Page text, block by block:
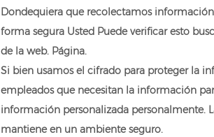
Dondequiera que recolectamos
forma segura Usted Puede verificar esto
de la web. Página.
Si bien usamos el cifrado para proteger la
empleados que necesitan la información
información personalizada personalmente.
mantiene en un ambiente seguro.